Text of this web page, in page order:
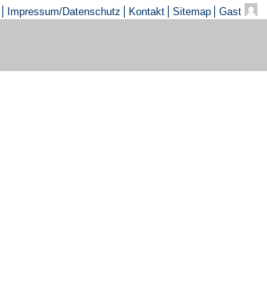
Impressum/Datenschutz Kontakt Sitemap Gast